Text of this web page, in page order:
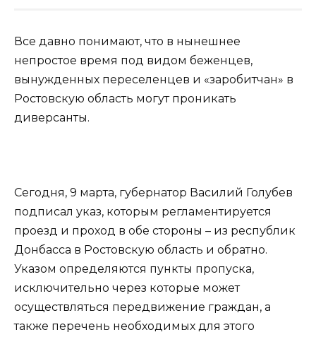
Все давно понимают, что в нынешнее
непростое время под видом беженцев,
вынужденных переселенцев и «заробитчан» в
Ростовскую область могут проникать
диверсанты.
Сегодня, 9 марта, губернатор Василий Голубев
подписал указ, которым регламентируется
проезд и проход в обе стороны – из республик
Донбасса в Ростовскую область и обратно.
Указом определяются пункты пропуска,
исключительно через которые может
осуществляться передвижение граждан, а
также перечень необходимых для этого